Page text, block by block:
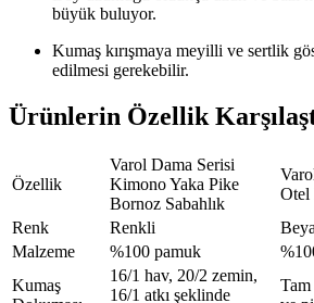
büyük buluyor.
Kumaş kırışmaya meyilli ve sertlik
edilmesi gerekebilir.
Ürünlerin Özellik
Özellik
Varol Dama Serisi
Kimono Yaka Pike
Bornoz Sabahlık
Otel
Renk
Renkli
Malzeme
%100 pamuk
Kumaş
16/1 hav, 20/2 zemin,
16/1 atkı şeklinde